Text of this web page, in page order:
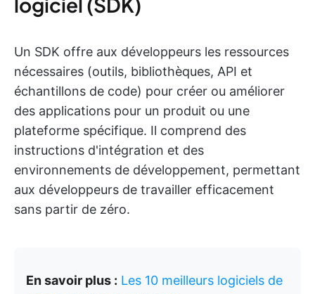
Un SDK offre aux développeurs les ressources
nécessaires (outils, bibliothèques, API et
échantillons de code) pour créer ou améliorer
des applications pour un produit ou une
plateforme spécifique. Il comprend des
instructions d'intégration et des
environnements de développement, permettant
aux développeurs de travailler efficacement
sans partir de zéro.
En savoir plus : Les 10 meilleurs logiciels de